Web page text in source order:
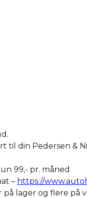
din Pedersen &
99,- pr. måned
– https://
lager og flere på